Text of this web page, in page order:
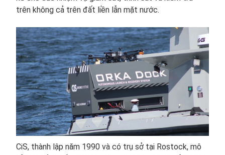
trên không cả trên đất liền lẫn mặt nước.
CiS, thành lập năm 1990 và có trụ sở tại Rostock, mô